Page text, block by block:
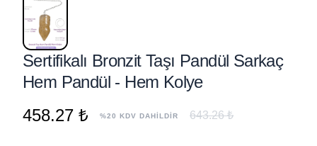
Sertifikalı Bronzit Taşı Pandül Sarkaç
Hem Pandül - Hem Kolye
458.27 ₺
%20 KDV DAHİLDİR 643.26 ₺